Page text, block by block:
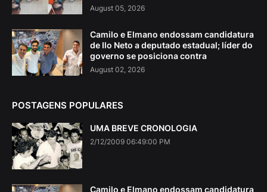
August 05, 2026
Camilo e Elmano endossam candidatura
de Ilo Neto a deputado estadual; líder do
governo se posiciona contra
August 02, 2026
POSTAGENS POPULARES
UMA BREVE CRONOLOGIA
2/12/2009 06:49:00 PM
Camilo e Elmano endossam candidatura